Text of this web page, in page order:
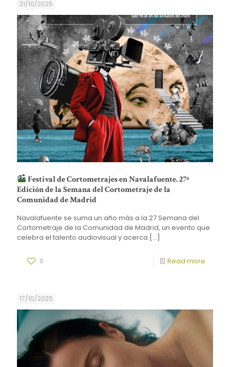
21/10/2025
Festival de Cortometrajes en Navalafuente. 27ª
Edición de la Semana del Cortometraje de la
Comunidad de Madrid
Navalafuente se suma un año más a la 27 Semana del
Cortometraje de la Comunidad de Madrid, un evento que
celebra el talento audiovisual y acerca […]
0 Read more
17/10/2025